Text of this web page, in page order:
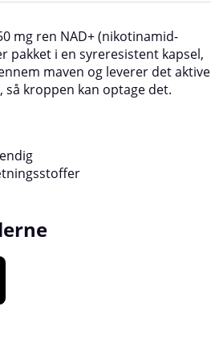
mg ren NAD+ (nikotinamid-
pakket i en syreresistent kapsel,
maven og leverer det aktive
kroppen kan optage det.